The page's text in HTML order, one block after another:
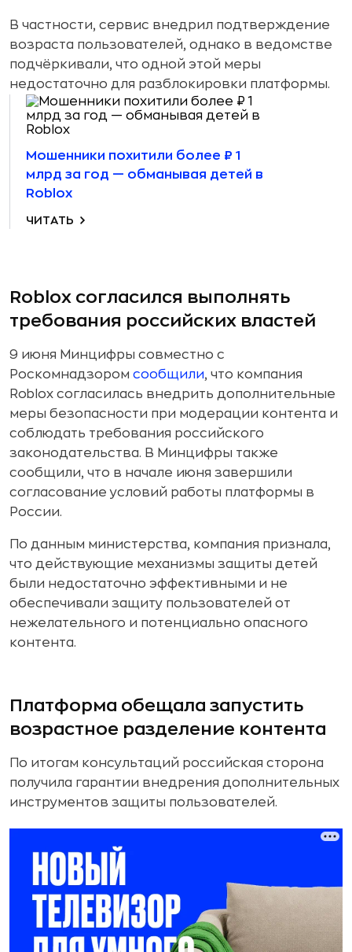
В частности, сервис внедрил подтверждение
возраста пользователей, однако в ведомстве
подчёркивали, что одной этой меры
недостаточно для разблокировки платформы.
Мошенники похитили более ₽ 1
млрд за год — обманывая детей в
Roblox
ЧИТАТЬ
Roblox согласился выполнять
требования российских властей
9 июня Минцифры совместно с
Роскомнадзором сообщили, что компания
Roblox согласилась внедрить дополнительные
меры безопасности при модерации контента и
соблюдать требования российского
законодательства. В Минцифры также
сообщили, что в начале июня завершили
согласование условий работы платформы в
России.
По данным министерства, компания признала,
что действующие механизмы защиты детей
были недостаточно эффективными и не
обеспечивали защиту пользователей от
нежелательного и потенциально опасного
контента.
Платформа обещала запустить
возрастное разделение контента
По итогам консультаций российская сторона
получила гарантии внедрения дополнительных
инструментов защиты пользователей.